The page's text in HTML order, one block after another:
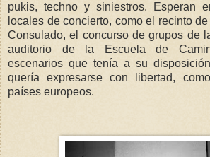
pukis, techno y siniestros. Esperan
locales de concierto, como el recinto
Consulado, el concurso de grupos de
auditorio de la Escuela de
escenarios que tenía a su
quería expresarse con libertad,
países europeos.